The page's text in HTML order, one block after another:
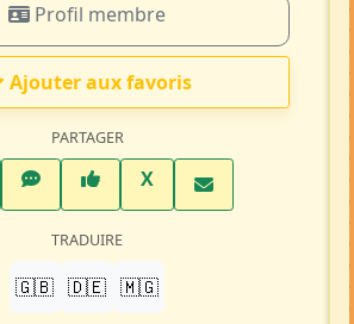
Profil membre
Ajouter aux favoris
PARTAGER
WhatsAppFacebook
XTwitter X
TRADUIRE
🇬🇧 🇩🇪 🇲🇬